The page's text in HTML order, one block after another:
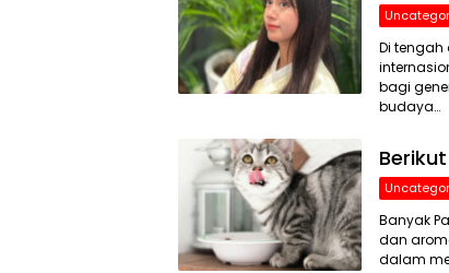
Di
bagi
budaya…
Banyak
dan
dalam